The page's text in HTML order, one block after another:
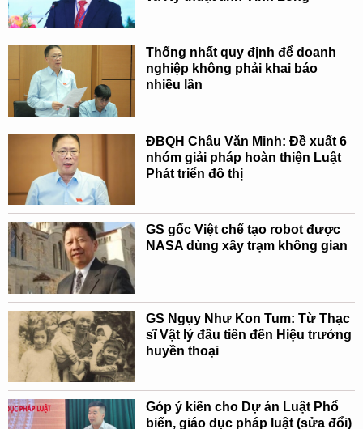
Thống nhất quy định để doanh
nghiệp không phải khai báo
nhiều lần
ĐBQH Châu Văn Minh: Đề xuất 6
nhóm giải pháp hoàn thiện Luật
Phát triển đô thị
GS gốc Việt chế tạo robot được
NASA dùng xây trạm không gian
GS Ngụy Như Kon Tum: Từ Thạc
sĩ Vật lý đầu tiên đến Hiệu trưởng
huyền thoại
Góp ý kiến cho Dự án Luật Phổ
biến, giáo dục pháp luật (sửa đổi)